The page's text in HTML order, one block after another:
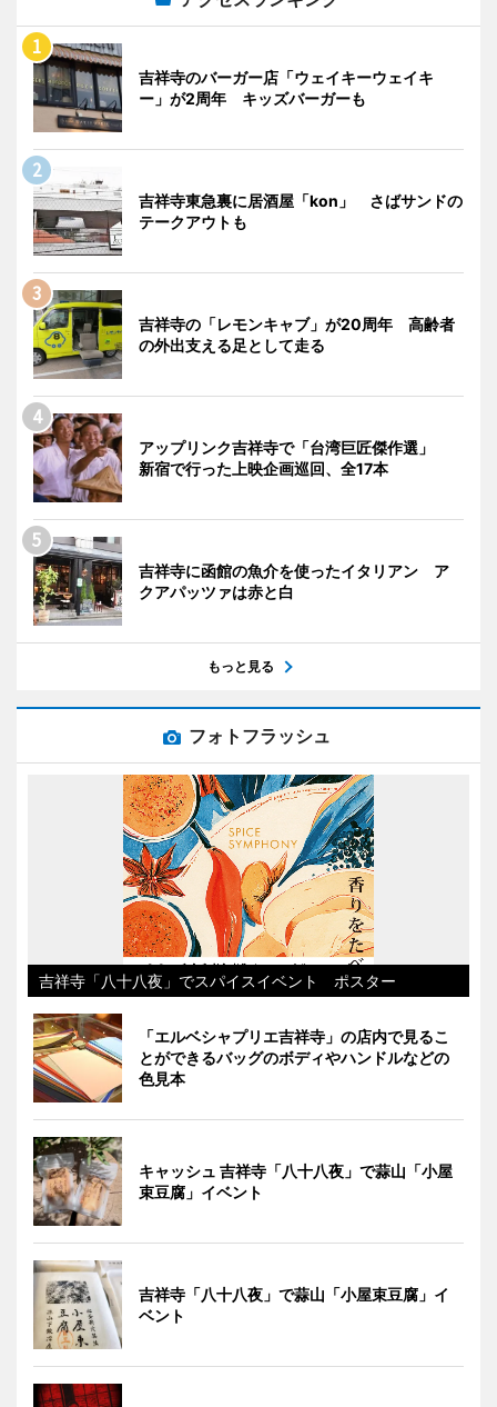
吉祥寺のバーガー店「ウェイキーウェイキ
ー」が2周年 キッズバーガーも
吉祥寺東急裏に居酒屋「kon」 さばサンドの
テークアウトも
吉祥寺の「レモンキャブ」が20周年 高齢者
の外出支える足として走る
アップリンク吉祥寺で「台湾巨匠傑作選」
新宿で行った上映企画巡回、全17本
吉祥寺に函館の魚介を使ったイタリアン ア
クアパッツァは赤と白
もっと見る
フォトフラッシュ
吉祥寺「八十八夜」でスパイスイベント ポスター
「エルベシャプリエ吉祥寺」の店内で見るこ
とができるバッグのボディやハンドルなどの
色見本
キャッシュ 吉祥寺「八十八夜」で蒜山「小屋
束豆腐」イベント
吉祥寺「八十八夜」で蒜山「小屋束豆腐」イ
ベント